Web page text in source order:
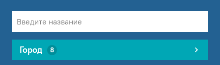
Город 8